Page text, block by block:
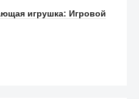
игрушка: Игровой